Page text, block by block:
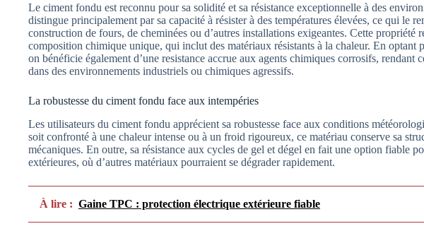
Le ciment fondu est reconnu pour sa solidité et sa résistance exceptionnelle à des
distingue principalement par sa capacité à résister à des températures élevées, ce qui le
construction de fours, de cheminées ou d’autres installations exigeantes. Cette propriété
composition chimique unique, qui inclut des matériaux résistants à la chaleur. En optant
on bénéficie également d’une resistance accrue aux agents chimiques corrosifs, rendant
dans des environnements industriels ou chimiques agressifs.
La robustesse du ciment fondu face aux intempéries
Les utilisateurs du ciment fondu apprécient sa robustesse face aux conditions
soit confronté à une chaleur intense ou à un froid rigoureux, ce matériau conserve sa
mécaniques. En outre, sa résistance aux cycles de gel et dégel en fait une option fiable
extérieures, où d’autres matériaux pourraient se dégrader rapidement.
À lire : Gaine TPC : protection électrique extérieure fiable